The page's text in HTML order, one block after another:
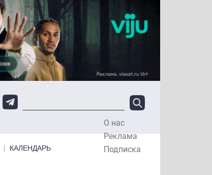
О нас
Реклама
Подписка
КАЛЕНДАРЬ